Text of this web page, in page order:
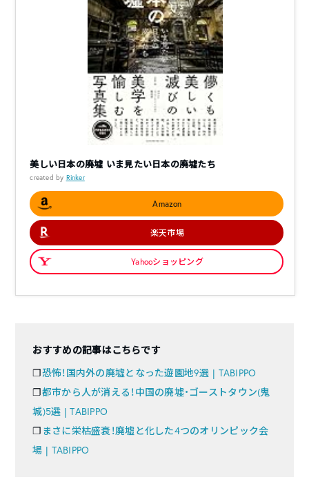
美しい日本の廃墟 いま見たい日本の廃墟たち
created by Rinker
Amazon
楽天市場
Yahooショッピング
おすすめの記事はこちらです
❐恐怖！国内外の廃墟となった遊園地9選 | TABIPPO
❐都市から人が消える！中国の廃墟・ゴーストタウン(鬼
城)5選 | TABIPPO
❐ まさに栄枯盛衰！廃墟と化した4つのオリンピック会
場 | TABIPPO